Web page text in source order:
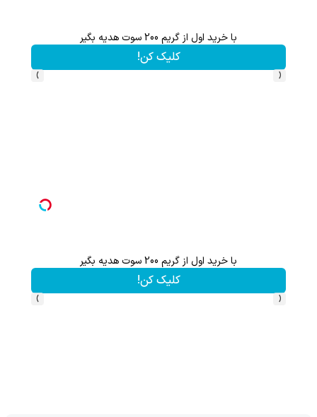
با خرید اول از گریم 200 سوت هدیه بگیر
کلیک کن!
‹
›
با خرید اول از گریم 200 سوت هدیه بگیر
کلیک کن!
‹
›